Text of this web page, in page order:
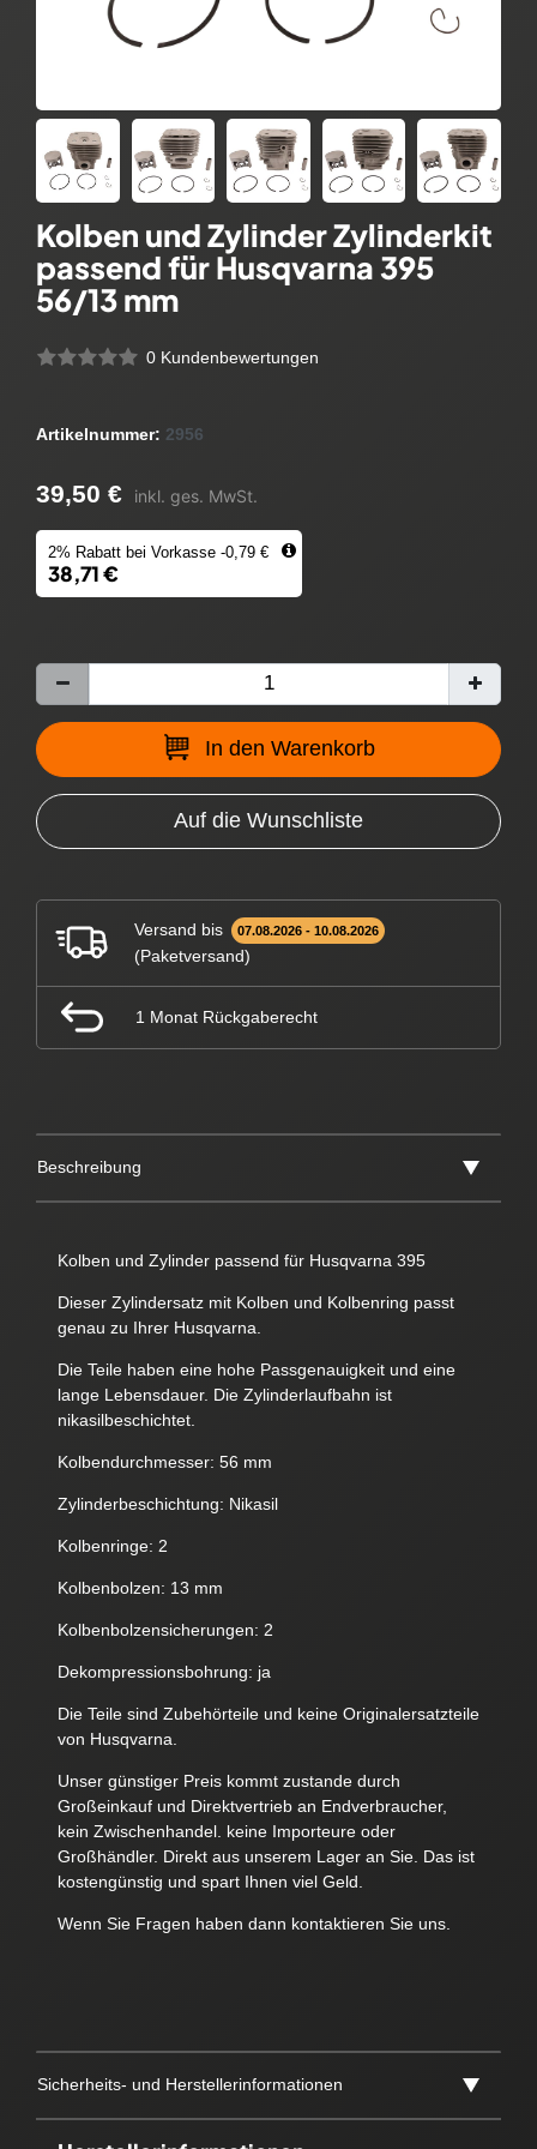
Kolben und Zylinder Zylinderkit
passend für Husqvarna 395
56/13 mm
0 Kundenbewertungen
Artikelnummer: 2956
39,50 € inkl. ges. MwSt.
2% Rabatt bei Vorkasse -0,79 €
38,71 €
In den Warenkorb
Auf die Wunschliste
Versand bis 07.08.2026 - 10.08.2026
(Paketversand)
1 Monat Rückgaberecht
Beschreibung
Kolben und Zylinder passend für Husqvarna 395
Dieser Zylindersatz mit Kolben und Kolbenring passt
genau zu Ihrer Husqvarna.
Die Teile haben eine hohe Passgenauigkeit und eine
lange Lebensdauer. Die Zylinderlaufbahn ist
nikasilbeschichtet.
Kolbendurchmesser: 56 mm
Zylinderbeschichtung: Nikasil
Kolbenringe: 2
Kolbenbolzen: 13 mm
Kolbenbolzensicherungen: 2
Dekompressionsbohrung: ja
Die Teile sind Zubehörteile und keine Originalersatzteile
von Husqvarna.
Unser günstiger Preis kommt zustande durch
Großeinkauf und Direktvertrieb an Endverbraucher,
kein Zwischenhandel. keine Importeure oder
Großhändler. Direkt aus unserem Lager an Sie. Das ist
kostengünstig und spart Ihnen viel Geld.
Wenn Sie Fragen haben dann kontaktieren Sie uns.
Sicherheits- und Herstellerinformationen